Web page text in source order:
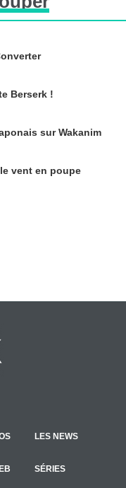
Berserk !
sur Wakanim
vent en poupe
LES NEWS
SÉRIES